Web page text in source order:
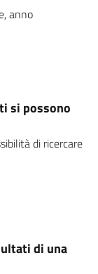
anno
si possono
di ricercare
di una